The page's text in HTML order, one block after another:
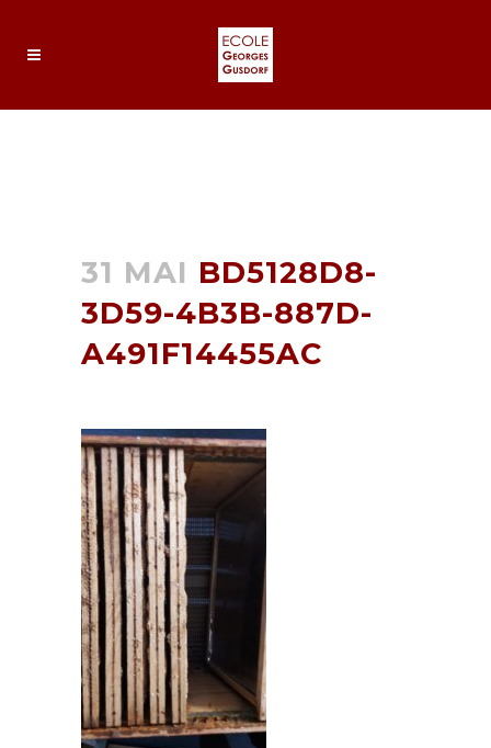
31 MAI BD5128D8-
3D59-4B3B-887D-
A491F14455AC